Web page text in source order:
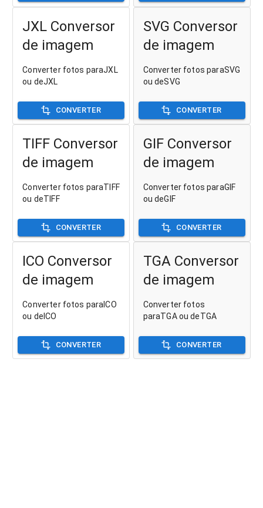
JXL Conversor
de imagem
Converter fotos paraJXL
ou deJXL
CONVERTER
SVG Conversor
de imagem
Converter fotos paraSVG
ou deSVG
CONVERTER
TIFF Conversor
de imagem
Converter fotos paraTIFF
ou deTIFF
CONVERTER
GIF Conversor
de imagem
Converter fotos paraGIF
ou deGIF
CONVERTER
ICO Conversor
de imagem
Converter fotos paraICO
ou deICO
CONVERTER
TGA Conversor
de imagem
Converter fotos
paraTGA ou deTGA
CONVERTER